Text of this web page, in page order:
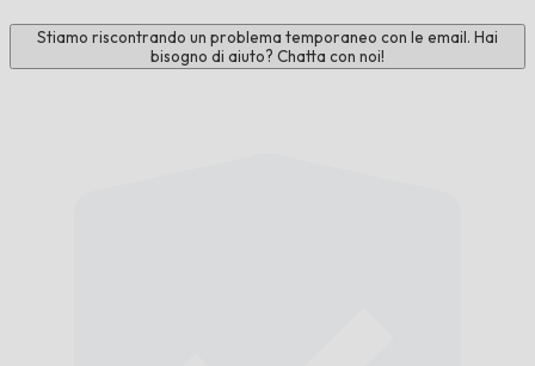
Stiamo riscontrando un problema temporaneo con le email. Hai
bisogno di aiuto? Chatta con noi!